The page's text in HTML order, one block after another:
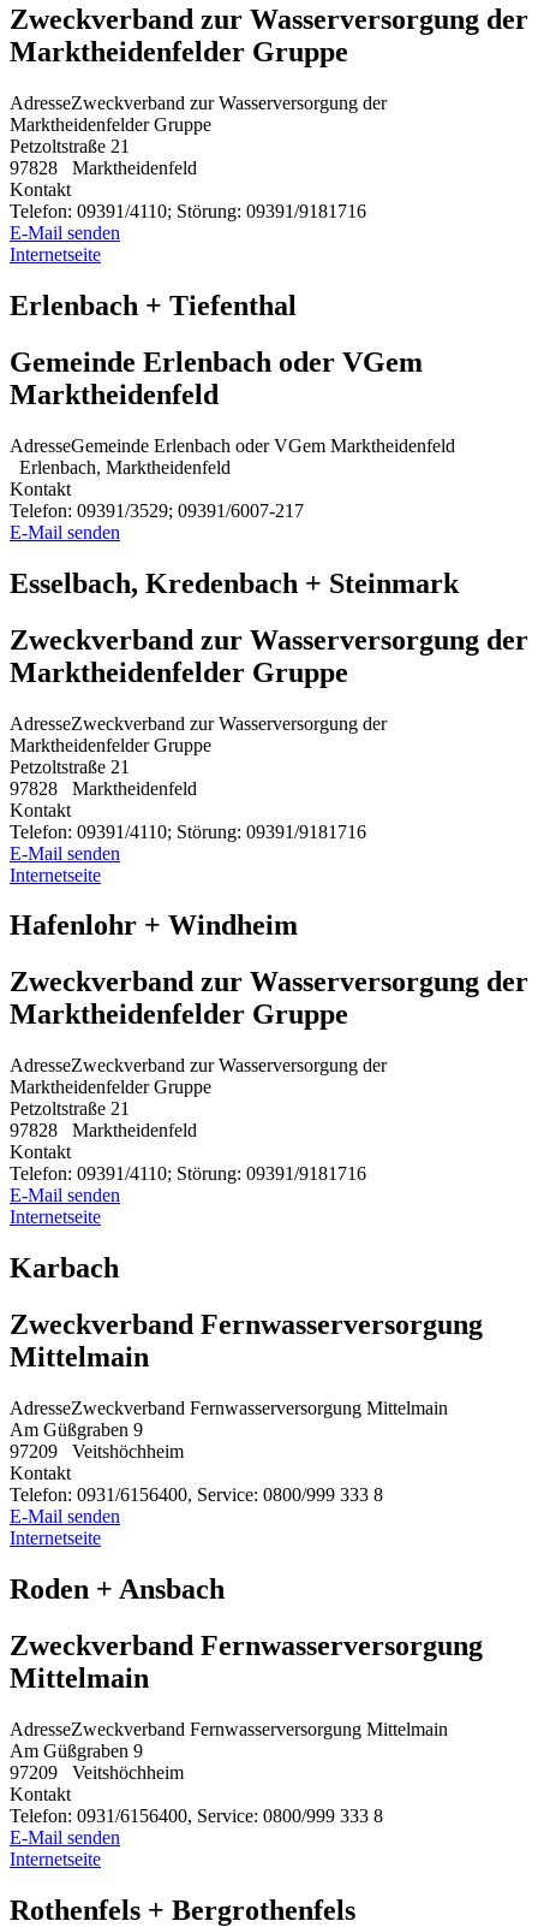
Zweckverband zur Wasserversorgung der
Marktheidenfelder Gruppe
AdresseZweckverband zur Wasserversorgung der
Marktheidenfelder Gruppe
Petzoltstraße 21
97828
Marktheidenfeld
Kontakt
Telefon: 09391/4110; Störung: 09391/9181716
E-Mail senden
Internetseite
Erlenbach + Tiefenthal
Gemeinde Erlenbach oder VGem
Marktheidenfeld
AdresseGemeinde Erlenbach oder VGem Marktheidenfeld
Erlenbach, Marktheidenfeld
Kontakt
Telefon: 09391/3529; 09391/6007-217
E-Mail senden
Esselbach, Kredenbach + Steinmark
Zweckverband zur Wasserversorgung der
Marktheidenfelder Gruppe
AdresseZweckverband zur Wasserversorgung der
Marktheidenfelder Gruppe
Petzoltstraße 21
97828
Marktheidenfeld
Kontakt
Telefon: 09391/4110; Störung: 09391/9181716
E-Mail senden
Internetseite
Hafenlohr + Windheim
Zweckverband zur Wasserversorgung der
Marktheidenfelder Gruppe
AdresseZweckverband zur Wasserversorgung der
Marktheidenfelder Gruppe
Petzoltstraße 21
97828
Marktheidenfeld
Kontakt
Telefon: 09391/4110; Störung: 09391/9181716
E-Mail senden
Internetseite
Karbach
Zweckverband Fernwasserversorgung
Mittelmain
AdresseZweckverband Fernwasserversorgung Mittelmain
Am Güßgraben 9
97209
Veitshöchheim
Kontakt
Telefon: 0931/6156400, Service: 0800/999 333 8
E-Mail senden
Internetseite
Roden + Ansbach
Zweckverband Fernwasserversorgung
Mittelmain
AdresseZweckverband Fernwasserversorgung Mittelmain
Am Güßgraben 9
97209
Veitshöchheim
Kontakt
Telefon: 0931/6156400, Service: 0800/999 333 8
E-Mail senden
Internetseite
Rothenfels + Bergrothenfels